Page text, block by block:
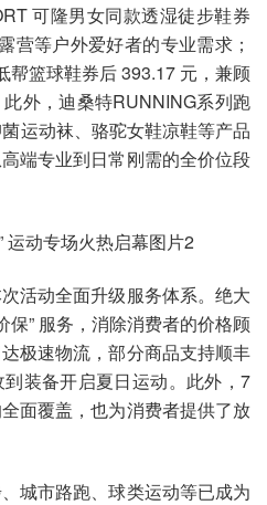
可隆男女同款透湿徒步鞋券
营等户外爱好者的专业需求；
帮篮球鞋券后 393.17 元，兼顾
外，迪桑特RUNNING系列跑
运动袜、骆驼女鞋凉鞋等产品
端专业到日常刚需的全价位段
活动全面升级服务体系。绝大
保” 服务，消除消费者的价格顾
极速物流，部分商品支持顺丰
装备开启夏日运动。此外，7
面覆盖，也为消费者提供了放
城市路跑、球类运动等已成为